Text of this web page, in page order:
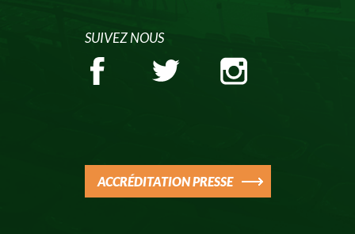
SUIVEZ NOUS
ACCRÉDITATION PRESSE